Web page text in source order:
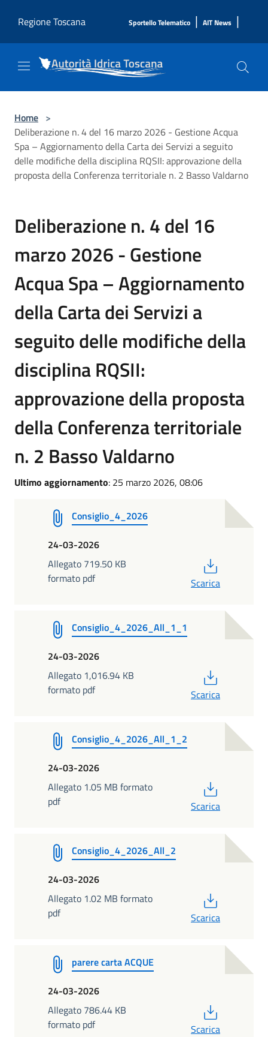
Regione Toscana
Sportello Telematico | AIT News |
Home >
Deliberazione n. 4 del 16 marzo 2026 - Gestione Acqua
Spa – Aggiornamento della Carta dei Servizi a seguito
delle modifiche della disciplina RQSII: approvazione della
proposta della Conferenza territoriale n. 2 Basso Valdarno
Deliberazione n. 4 del 16
marzo 2026 - Gestione
Acqua Spa – Aggiornamento
della Carta dei Servizi a
seguito delle modifiche della
disciplina RQSII:
approvazione della proposta
della Conferenza territoriale
n. 2 Basso Valdarno
Ultimo aggiornamento: 25 marzo 2026, 08:06
Consiglio_4_2026
24-03-2026
Allegato 719.50 KB
formato pdf
Scarica
Consiglio_4_2026_All_1_1
24-03-2026
Allegato 1,016.94 KB
formato pdf
Scarica
Consiglio_4_2026_All_1_2
24-03-2026
Allegato 1.05 MB formato
pdf
Scarica
Consiglio_4_2026_All_2
24-03-2026
Allegato 1.02 MB formato
pdf
Scarica
parere carta ACQUE
24-03-2026
Allegato 786.44 KB
formato pdf
Scarica